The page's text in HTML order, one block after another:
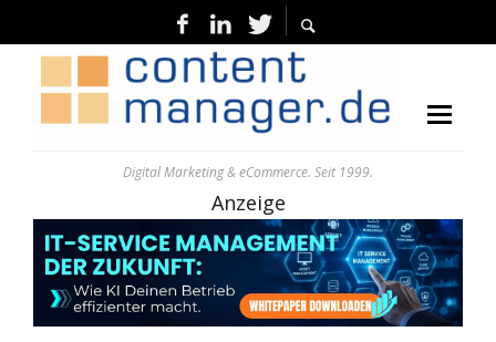
Digital Marketing & eCommerce. Seit 1999.
Anzeige